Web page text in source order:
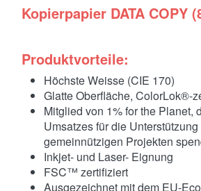
Kopierpapier DATA COPY
Produktvorteile:
Höchste Weisse (CIE 170)
Glatte Oberfläche, ColorLok®-
Mitglied von 1% for the Planet,
Umsatzes für die Unterstützung
gemeinnützigen Projekten
Inkjet- und Laser- Eignung
FSC™ zertifiziert
Ausgezeichnet mit dem EU-